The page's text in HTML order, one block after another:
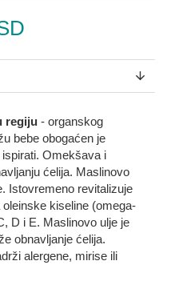
regiju - organskog
bebe obogaćen je
Omekšava i
ćelija. Maslinovo
Istovremeno revitalizuje
kiseline (omega-
D i E. Maslinovo ulje je
obnavljanje ćelija.
alergene, mirise ili